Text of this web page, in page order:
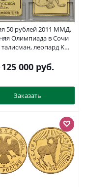
50 рублей 2011 ММД,
Олимпиада в Сочи
талисман, леопард KM
125 000руб.
Заказать